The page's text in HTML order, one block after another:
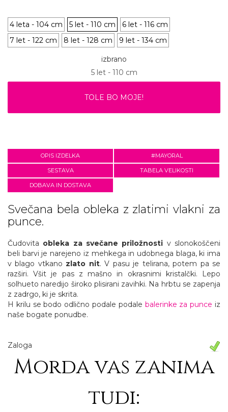
4 leta - 104 cm 5 let - 110 cm
6 let - 116 cm
7 let - 122 cm
8 let - 128 cm 9 let - 134 cm
izbrano
5 let - 110 cm
TOLE BO MOJE!
OPIS IZDELKA #MAYORAL
SESTAVA TABELA VELIKOSTI
DOBAVA IN DOSTAVA
Svečana bela obleka z zlatimi vlakni za
punce.
Čudovita obleka za svečane priložnosti v slonokoščeni
beli barvi je narejeno iz mehkega in udobnega blaga, ki ima
v blago vtkano zlato nit. V pasu je telirana, potem pa se
razširi. Všit je pas z mašno in okrasnimi kristalčki. Lepo
solhueto naredijo široko plisirani zavihki. Na hrbtu se zapenja
z zadrgo, ki je skrita.
H krilu se bodo odlično podale podale balerinke za punce iz
naše bogate ponudbe.
Zaloga
Morda vas zanima
tudi: